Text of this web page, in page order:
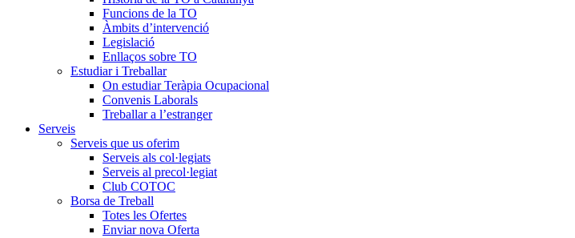
Funcions de la TO
Àmbits d’intervenció
Legislació
Enllaços sobre TO
Estudiar i Treballar
On estudiar Teràpia Ocupacional
Convenis Laborals
Treballar a l’estranger
Serveis
Serveis que us oferim
Serveis als col·legiats
Serveis al precol·legiat
Club COTOC
Borsa de Treball
Totes les Ofertes
Enviar nova Oferta